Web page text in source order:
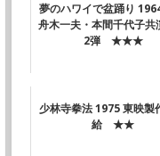
夢のハワイで盆踊り
舟木一夫・本間千代子共
2弾 ★★★
少林寺拳法 1975 東映製
給 ★★